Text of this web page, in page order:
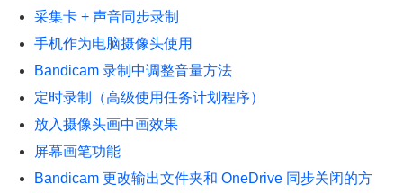
采集卡 + 声音同步录制
手机作为电脑摄像头使用
Bandicam 录制中调整音量方法
定时录制（高级使用任务计划程序）
放入摄像头画中画效果
屏幕画笔功能
Bandicam 更改输出文件夹和 OneDrive 同步关闭的方